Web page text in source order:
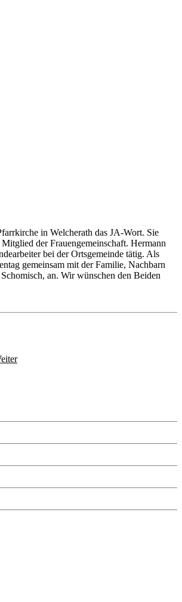
in Welcherath das JA-Wort. Sie
der Frauengemeinschaft. Hermann
bei der Ortsgemeinde tätig. Als
gemeinsam mit der Familie, Nachbarn
an. Wir wünschen den Beiden